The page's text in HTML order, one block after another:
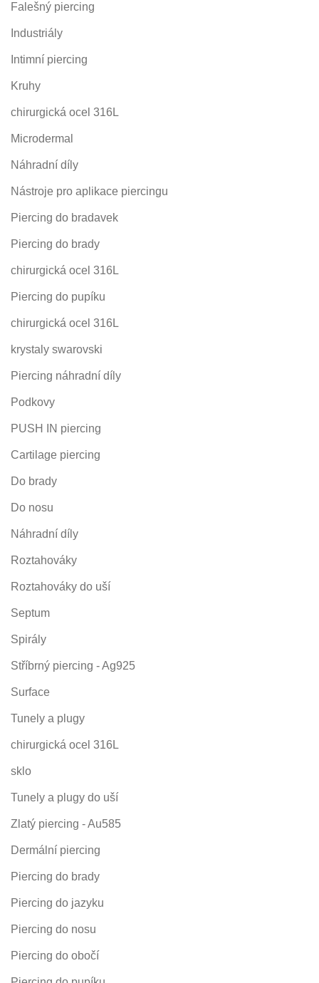
Falešný piercing
Industriály
Intimní piercing
Kruhy
chirurgická ocel 316L
Microdermal
Náhradní díly
Nástroje pro aplikace piercingu
Piercing do bradavek
Piercing do brady
chirurgická ocel 316L
Piercing do pupíku
chirurgická ocel 316L
krystaly swarovski
Piercing náhradní díly
Podkovy
PUSH IN piercing
Cartilage piercing
Do brady
Do nosu
Náhradní díly
Roztahováky
Roztahováky do uší
Septum
Spirály
Stříbrný piercing - Ag925
Surface
Tunely a plugy
chirurgická ocel 316L
sklo
Tunely a plugy do uší
Zlatý piercing - Au585
Dermální piercing
Piercing do brady
Piercing do jazyku
Piercing do nosu
Piercing do obočí